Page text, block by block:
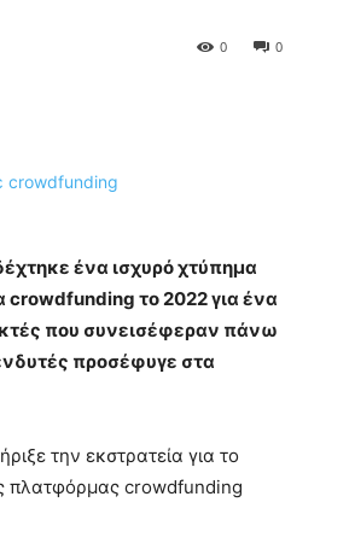
0
0
ένα ισχυρό χτύπημα
crowdfunding το 2022 για ένα
που συνεισέφεραν πάνω
προσέφυγε στα
την εκστρατεία για το
πλατφόρμας crowdfunding